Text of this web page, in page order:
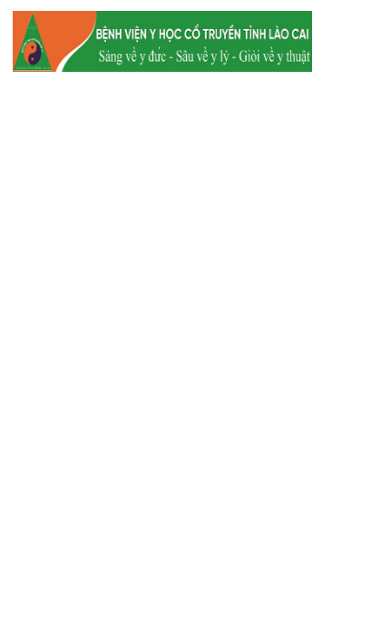
Xã Võ Lao
Xã Khánh Yên
Xã Văn Bàn
Xã Dương Quỳ